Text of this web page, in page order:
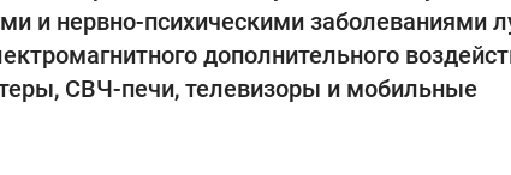
и нервно-психическими заболеваниями
дополнительного
СВЧ-печи, телевизоры и мобильные